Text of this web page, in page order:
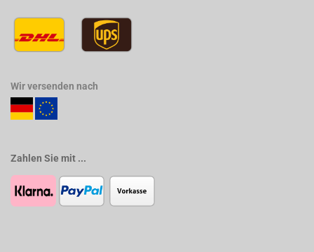
Wir versenden nach
Zahlen Sie mit ...